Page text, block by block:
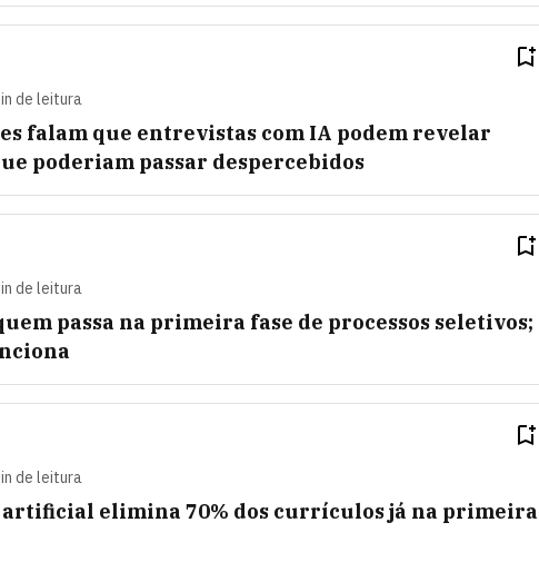
de leitura
falam que entrevistas com IA podem revelar
poderiam passar despercebidos
de leitura
passa na primeira fase de processos seletivos;
de leitura
elimina 70% dos currículos já na primeira